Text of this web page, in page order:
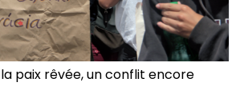
paix rêvée, un conflit encore